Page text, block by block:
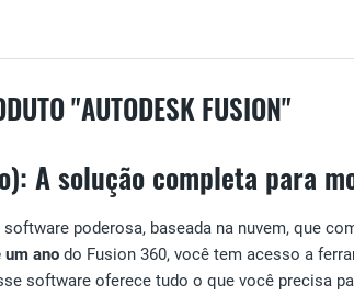
"AUTODESK FUSION"
A solução completa para
poderosa, baseada na nuvem, que
um ano do Fusion 360, você tem acesso a
software oferece tudo o que você precisa